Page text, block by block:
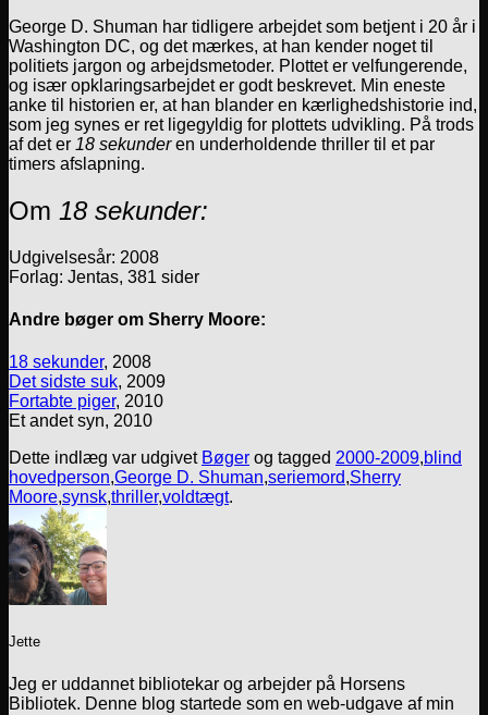
George D. Shuman har tidligere arbejdet som betjent i 20 år i
Washington DC, og det mærkes, at han kender noget til
politiets jargon og arbejdsmetoder. Plottet er velfungerende,
og især opklaringsarbejdet er godt beskrevet. Min eneste
anke til historien er, at han blander en kærlighedshistorie ind,
som jeg synes er ret ligegyldig for plottets udvikling. På trods
af det er 18 sekunderen underholdende thriller til et par
timers afslapning.
Om 18 sekunder:
Udgivelsesår: 2008
Forlag: Jentas, 381 sider
Andre bøger om Sherry Moore:
18 sekunder, 2008
Det sidste suk, 2009
Fortabte piger, 2010
Et andet syn, 2010
Dette indlæg var udgivet Bøger og tagged 2000-2009,blind
hovedperson,George D. Shuman,seriemord,Sherry
Moore,synsk,thriller,voldtægt.
Jette
Jeg er uddannet bibliotekar og arbejder på Horsens
Bibliotek. Denne blog startede som en web-udgave af min